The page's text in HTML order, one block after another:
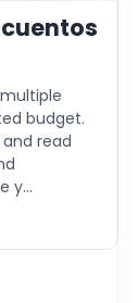
budget.
read
y...